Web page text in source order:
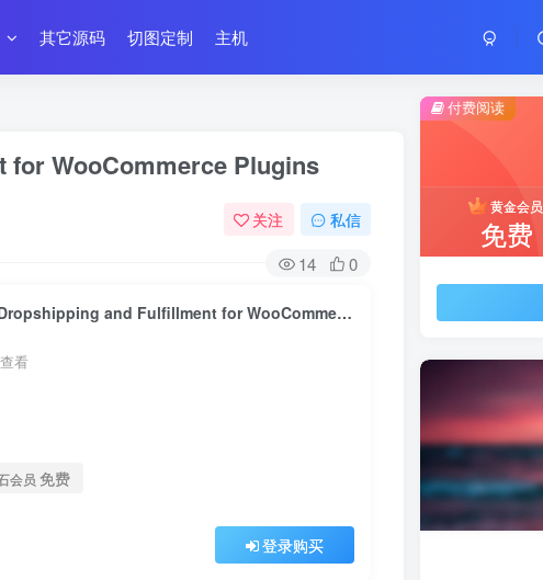
其它源码 切图定制 主机
for WooCommerce Plugins
关注 私信
14 0
ALD v2.0.0 – AliExpress Dropshipping and Fulfillment for WooCommerce Plugins
看
会员 免费
登录购买
付费阅读
黄金会员
免费